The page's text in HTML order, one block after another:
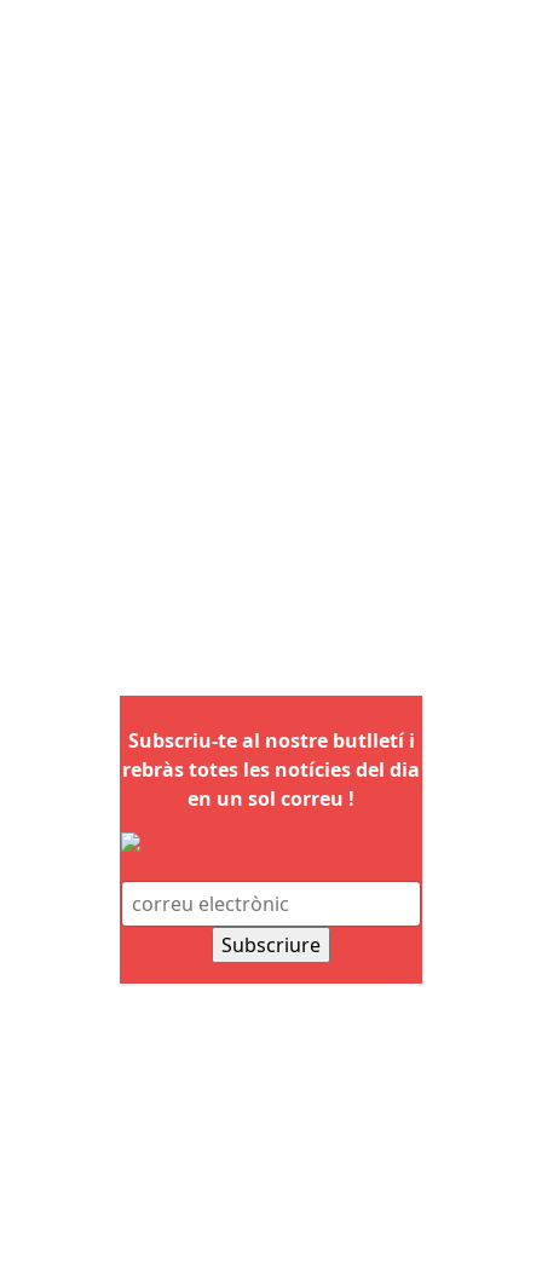
Subscriu-te al nostre butlletí i
rebràs totes les notícies del dia
en un sol correu !